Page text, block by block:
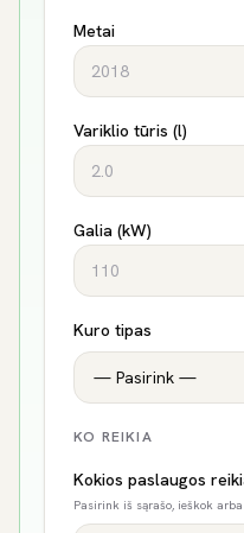
Metai
Variklio tūris (l)
Galia (kW)
Kuro tipas
KO REIKIA
Kokios paslaugos
Pasirink iš sąrašo, ieškok